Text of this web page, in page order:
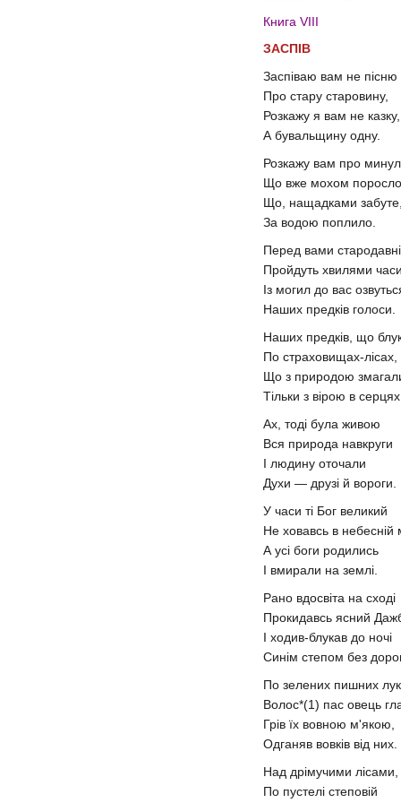
Книга VIII
ЗАСПІВ
Заспіваю вам не пісню
Про стару старовину,
Розкажу я вам не казку,
А бувальщину одну.
Розкажу вам про
Що вже мохом
Що, нащадками забуте,
За водою поплило.
Перед вами стародавні
Пройдуть хвилями
Із могил до вас
Наших предків голоси.
Наших предків, що
По страховищах-лісах,
Що з природою
Тільки з вірою в
Ах, тоді була живою
Вся природа навкруги
І людину оточали
Духи — друзі й вороги.
У часи ті Бог великий
Не ховавсь в небесній
А усі боги родились
І вмирали на землі.
Рано вдосвіта на сході
Прокидавсь ясний
І ходив-блукав до ночі
Синім степом без
По зелених пишних
Волос*(1) пас овець
Грів їх вовною м'якою,
Одганяв вовків від них.
Над дрімучими лісами,
По пустелі степовій